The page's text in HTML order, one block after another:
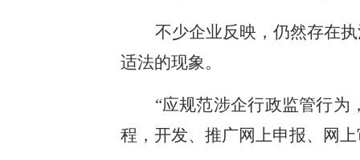
不少企业反映，仍然存在
适法的现象。
“应规范涉企行政监管行
程，开发、推广网上申报、网